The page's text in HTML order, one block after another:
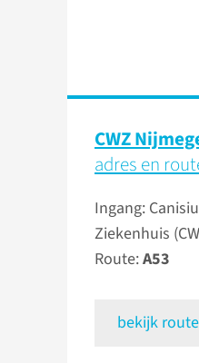
CWZ
adres en
Ingang:
Ziekenhuis
Route:A53
bekijk route